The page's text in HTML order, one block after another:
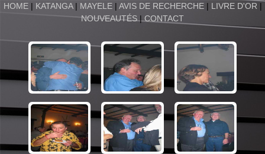
HOME | KATANGA| MAYELE| AVIS DE RECHERCHE| LIVRE D'OR |
NOUVEAUTÉS| CONTACT